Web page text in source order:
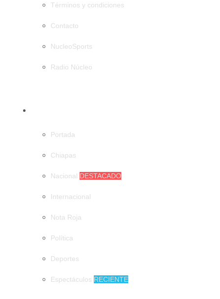
Términos y condiciones
Contacto
NucleoSports
Radio Núcleo
Portada
Chiapas
Nacional DESTACADO
Internacional
Nota Roja
Política
Deportes
Espectáculos RECIENTE